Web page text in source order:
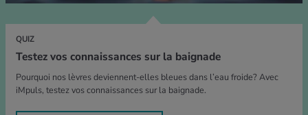
QUIZ
Testez vos connaissances sur la baignade
Pourquoi nos lèvres deviennent-elles bleues dans l’eau froide? Avec
iMpuls, testez vos connaissances sur la baignade.